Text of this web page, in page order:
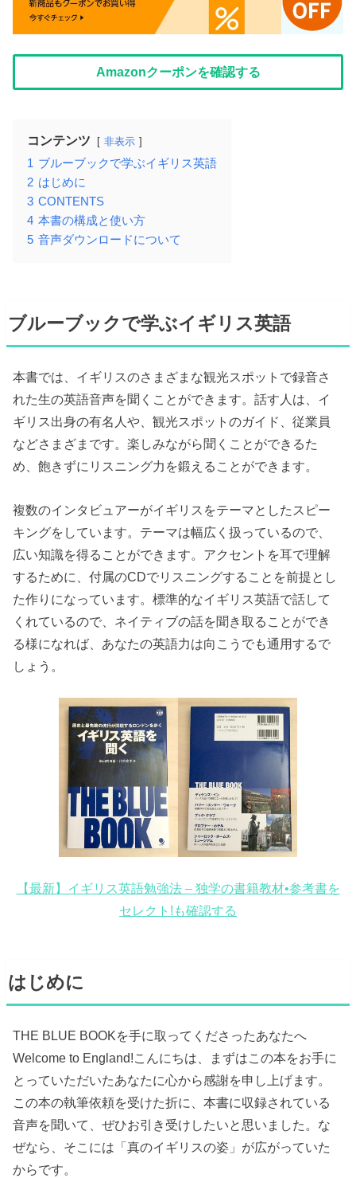
Amazonクーポンを確認する
コンテンツ 非表示
1 ブルーブックで学ぶイギリス英語
2 はじめに
3 CONTENTS
4 本書の構成と使い方
5 音声ダウンロードについて
ブルーブックで学ぶイギリス英語
本書では、イギリスのさまざまな観光スポットで録音さ
れた生の英語音声を聞くことができます。話す人は、イ
ギリス出身の有名人や、観光スポットのガイド、従業員
などさまざまです。楽しみながら聞くことができるた
め、飽きずにリスニング力を鍛えることができます。
複数のインタビュアーがイギリスをテーマとしたスピー
キングをしています。テーマは幅広く扱っているので、
広い知識を得ることができます。アクセントを耳で理解
するために、付属のCDでリスニングすることを前提とし
た作りになっています。標準的なイギリス英語で話して
くれているので、ネイティブの話を聞き取ることができ
る様になれば、あなたの英語力は向こうでも通用するで
しょう。
【最新】イギリス英語勉強法 – 独学の書籍教材•参考書を
セレクト!も確認する
はじめに
THE BLUE BOOKを手に取ってくださったあなたへ
Welcome to England!こんにちは、まずはこの本をお手に
とっていただいたあなたに心から感謝を申し上げます。
この本の執筆依頼を受けた折に、本書に収録されている
音声を聞いて、ぜひお引き受けしたいと思いました。な
ぜなら、そこには「真のイギリスの姿」が広がっていた
からです。